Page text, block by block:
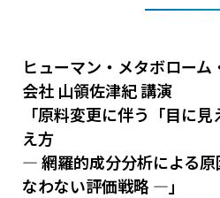
ヒューマン・メタボロー
会社 山領佐津紀 講演
「原料変更に伴う「目に
え方
― 網羅的成分分析による
なわない評価戦略 ―」